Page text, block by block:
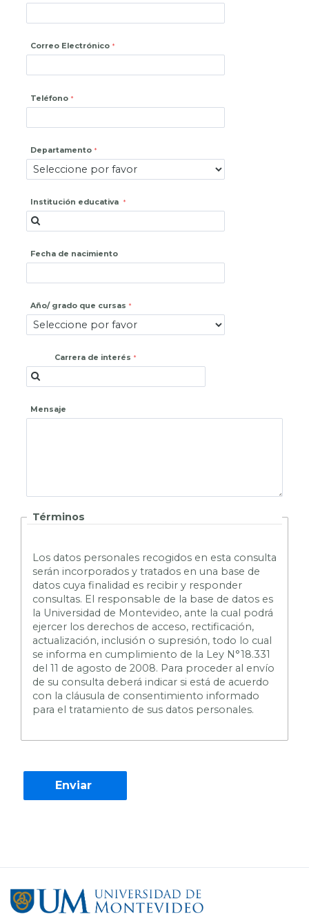
Correo Electrónico
Teléfono
Departamento
Institución educativa
Fecha de nacimiento
Año/ grado que cursas
Carrera de interés
Mensaje
Términos
Los datos personales recogidos en esta consulta
serán incorporados y tratados en una base de
datos cuya finalidad es recibir y responder
consultas. El responsable de la base de datos es
la Universidad de Montevideo, ante la cual podrá
ejercer los derechos de acceso, rectificación,
actualización, inclusión o supresión, todo lo cual
se informa en cumplimiento de la Ley N°18.331
del 11 de agosto de 2008. Para proceder al envío
de su consulta deberá indicar si está de acuerdo
con la cláusula de consentimiento informado
para el tratamiento de sus datos personales.